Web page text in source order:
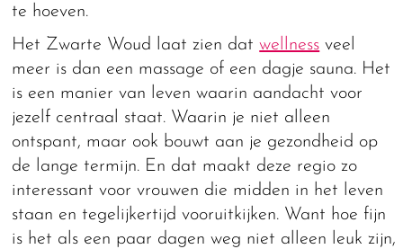
te hoeven.
Het Zwarte Woud laat zien datwellness veel
meer is dan een massage of een dagje sauna. Het
is een manier van leven waarin aandacht voor
jezelf centraal staat. Waarin je niet alleen
ontspant, maar ook bouwt aan je gezondheid op
de lange termijn. En dat maakt deze regio zo
interessant voor vrouwen die midden in het leven
staan en tegelijkertijd vooruitkijken. Want hoe fijn
is het als een paar dagen weg niet alleen leuk zijn,